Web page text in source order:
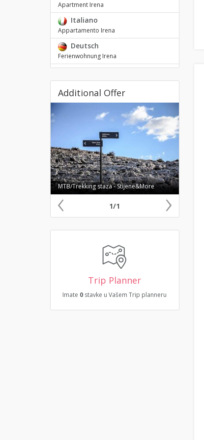
Apartment Irena
Italiano
Appartamento Irena
Deutsch
Ferienwohnung Irena
Additional Offer
MTB/Trekking staza - Stijene&More
‹ 1/1 ›
Trip Planner
Imate 0 stavke u Vašem Trip planneru